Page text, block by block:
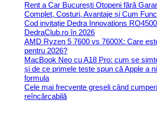
Rent a Car București Otopeni fără
Complet, Costuri, Avantaje și Cum
Cod invitație Dedra Innovations
DedraClub.ro în 2026
AMD Ryzen 5 7600 vs 7600X: Care
pentru 2026?
MacBook Neo cu A18 Pro: cum se
și de ce primele teste spun că Apple a
formula
Cele mai frecvente greșeli când
reîncărcabilă